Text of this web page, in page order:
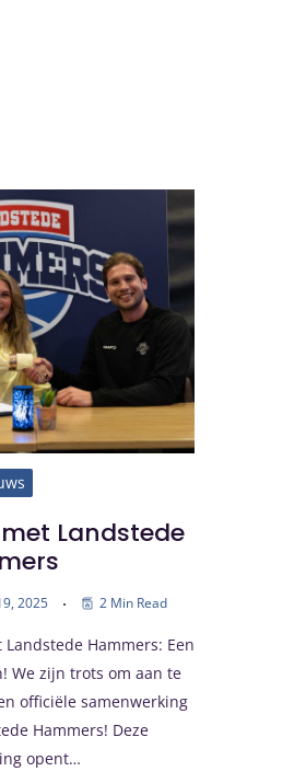
Landstede
2025 2 Min Read
Hammers: Een
We zijn trots om aan te
officiële samenwerking
Hammers! Deze
opent…